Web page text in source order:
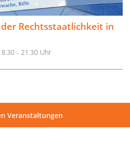
Rechtsstaatlichkeit in
- 21.30 Uhr
Veranstaltungen